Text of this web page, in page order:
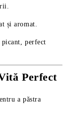
și aromat.
picant, perfect
Perfect
a păstra